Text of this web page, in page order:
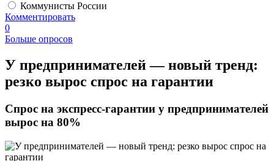
Коммунисты России
Комментировать
0
Больше опросов
​У предпринимателей — новый тренд:
резко вырос спрос на гарантии
Спрос на экспресс-гарантии у предпринимателей
вырос на 80%